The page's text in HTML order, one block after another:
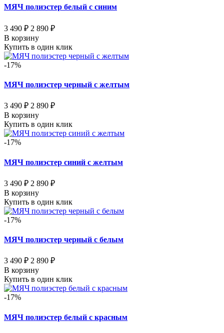
МЯЧ полиэстер белый с синим
3 490 ₽ 2 890 ₽
В корзину
Купить в один клик
-17%
МЯЧ полиэстер черный с желтым
3 490 ₽ 2 890 ₽
В корзину
Купить в один клик
-17%
МЯЧ полиэстер синий с желтым
3 490 ₽ 2 890 ₽
В корзину
Купить в один клик
-17%
МЯЧ полиэстер черный с белым
3 490 ₽ 2 890 ₽
В корзину
Купить в один клик
-17%
МЯЧ полиэстер белый с красным